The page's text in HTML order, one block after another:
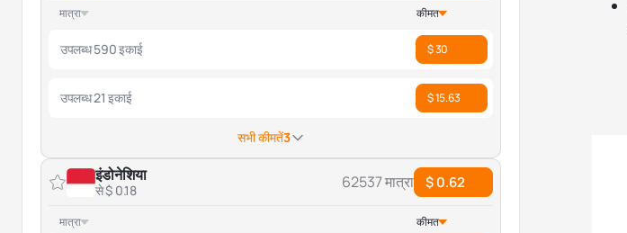
मात्रा कीमत
उपलब्ध 590 इकाई $ 30
उपलब्ध 21 इकाई $ 15.63
सभी कीमतें3
इंडोनेशिया
से $ 0.18 62537 मात्रा $ 0.62
मात्रा कीमत